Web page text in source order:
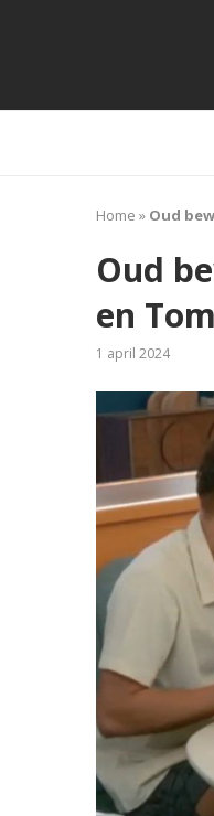
Home » Oud
Oud
en
1 april 2024